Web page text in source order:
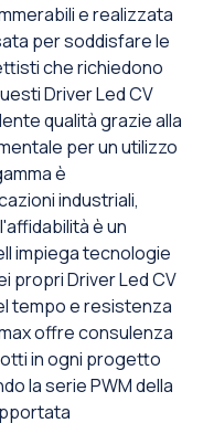
e realizzata
per soddisfare le
che richiedono
Driver Led CV
qualità grazie alla
per un utilizzo
è
industriali,
è un
impiega tecnologie
propri Driver Led CV
tempo e resistenza
offre consulenza
in ogni progetto
la serie PWM della